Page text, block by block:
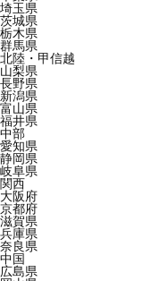
埼玉県
茨城県
栃木県
群馬県
北陸・甲信越
山梨県
長野県
新潟県
富山県
福井県
中部
愛知県
静岡県
岐阜県
関西
大阪府
京都府
滋賀県
兵庫県
奈良県
中国
広島県